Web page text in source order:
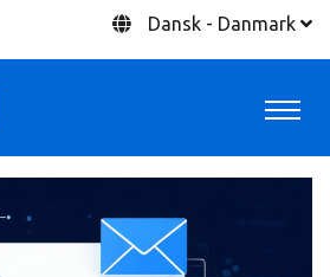
Dansk - Danmark